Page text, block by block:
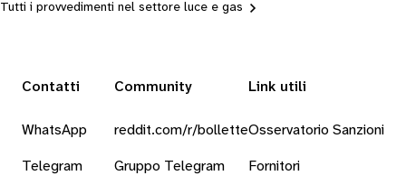
Tutti i provvedimenti nel settore luce e gas
Contatti
WhatsApp
Telegram
Community
reddit.com/r/bollette
Gruppo Telegram
Link utili
Osservatorio Sanzioni
Fornitori